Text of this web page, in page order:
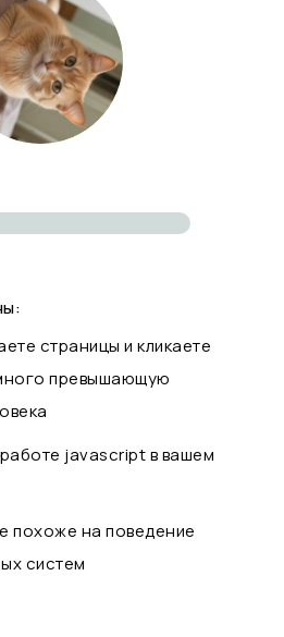
страницы и кликаете
превышающую
javascript в вашем
похоже на поведение
систем